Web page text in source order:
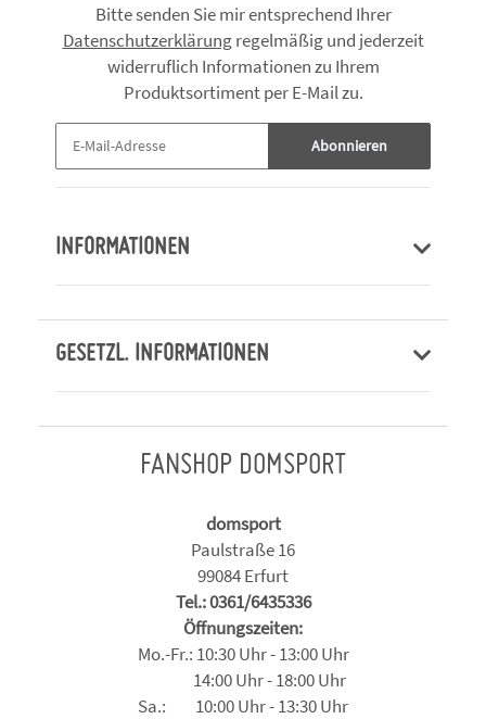
Bitte senden Sie mir entsprechend Ihrer
Datenschutzerklärungregelmäßig und jederzeit
widerruflich Informationen zu Ihrem
Produktsortiment per E-Mail zu.
Abonnieren
INFORMATIONEN
GESETZL. INFORMATIONEN
FANSHOP DOMSPORT
domsport
Paulstraße 16
99084 Erfurt
Tel.: 0361/6435336
Öffnungszeiten:
Mo.-Fr.: 10:30 Uhr - 13:00 Uhr
14:00 Uhr - 18:00 Uhr
Sa.: 10:00 Uhr - 13:30 Uhr